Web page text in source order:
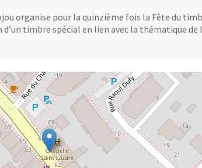
organise pour la quinzième fois la Fête du
timbre spécial en lien avec la thématique de